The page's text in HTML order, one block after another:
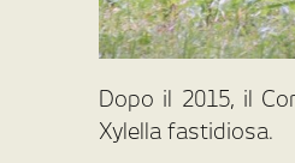
Dopo il 2015, il
Xylella fastidiosa.